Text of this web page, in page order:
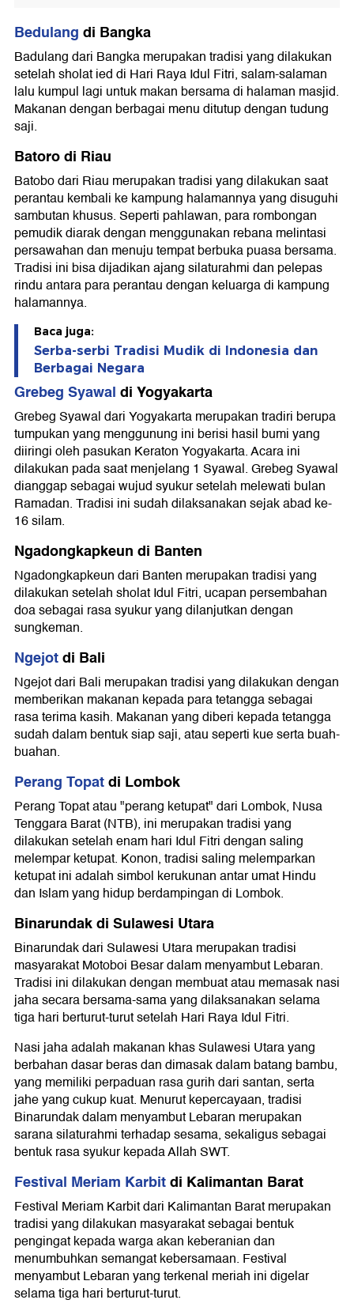
Bedulang di Bangka
Badulang dari Bangka merupakan tradisi yang dilakukan
setelah sholat ied di Hari Raya Idul Fitri, salam-salaman
lalu kumpul lagi untuk makan bersama di halaman masjid.
Makanan dengan berbagai menu ditutup dengan tudung
saji.
Batoro di Riau
Batobo dari Riau merupakan tradisi yang dilakukan saat
perantau kembali ke kampung halamannya yang disuguhi
sambutan khusus. Seperti pahlawan, para rombongan
pemudik diarak dengan menggunakan rebana melintasi
persawahan dan menuju tempat berbuka puasa bersama.
Tradisi ini bisa dijadikan ajang silaturahmi dan pelepas
rindu antara para perantau dengan keluarga di kampung
halamannya.
Baca juga:
Serba-serbi Tradisi Mudik di Indonesia dan
Berbagai Negara
Grebeg Syawal di Yogyakarta
Grebeg Syawal dari Yogyakarta merupakan tradiri berupa
tumpukan yang menggunung ini berisi hasil bumi yang
diiringi oleh pasukan Keraton Yogyakarta. Acara ini
dilakukan pada saat menjelang 1 Syawal. Grebeg Syawal
dianggap sebagai wujud syukur setelah melewati bulan
Ramadan. Tradisi ini sudah dilaksanakan sejak abad ke-
16 silam.
Ngadongkapkeun di Banten
Ngadongkapkeun dari Banten merupakan tradisi yang
dilakukan setelah sholat Idul Fitri, ucapan persembahan
doa sebagai rasa syukur yang dilanjutkan dengan
sungkeman.
Ngejotdi Bali
Ngejot dari Bali merupakan tradisi yang dilakukan dengan
memberikan makanan kepada para tetangga sebagai
rasa terima kasih. Makanan yang diberi kepada tetangga
sudah dalam bentuk siap saji, atau seperti kue serta buah-
buahan.
Perang Topatdi Lombok
Perang Topat atau "perang ketupat" dari Lombok, Nusa
Tenggara Barat (NTB), ini merupakan tradisi yang
dilakukan setelah enam hari Idul Fitri dengan saling
melempar ketupat. Konon, tradisi saling melemparkan
ketupat ini adalah simbol kerukunan antar umat Hindu
dan Islam yang hidup berdampingan di Lombok.
Binarundak di Sulawesi Utara
Binarundak dari Sulawesi Utara merupakan tradisi
masyarakat Motoboi Besar dalam menyambut Lebaran.
Tradisi ini dilakukan dengan membuat atau memasak nasi
jaha secara bersama-sama yang dilaksanakan selama
tiga hari berturut-turut setelah Hari Raya Idul Fitri.
Nasi jaha adalah makanan khas Sulawesi Utara yang
berbahan dasar beras dan dimasak dalam batang bambu,
yang memiliki perpaduan rasa gurih dari santan, serta
jahe yang cukup kuat. Menurut kepercayaan, tradisi
Binarundak dalam menyambut Lebaran merupakan
sarana silaturahmi terhadap sesama, sekaligus sebagai
bentuk rasa syukur kepada Allah SWT.
Festival Meriam Karbitdi Kalimantan Barat
Festival Meriam Karbit dari Kalimantan Barat merupakan
tradisi yang dilakukan masyarakat sebagai bentuk
pengingat kepada warga akan keberanian dan
menumbuhkan semangat kebersamaan. Festival
menyambut Lebaran yang terkenal meriah ini digelar
selama tiga hari berturut-turut.